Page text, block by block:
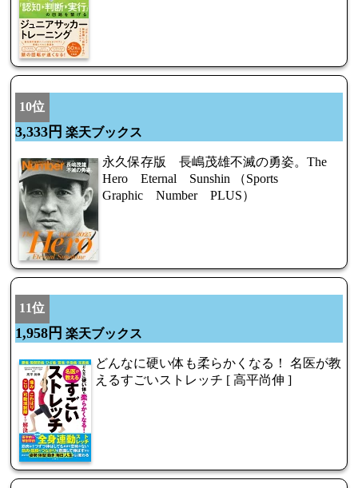
10位
3,333円 楽天ブックス
永久保存版 長嶋茂雄不滅の勇姿。The
Hero Eternal Sunshin （Sports
Graphic Number PLUS）
11位
1,958円 楽天ブックス
どんなに硬い体も柔らかくなる！ 名医が教
えるすごいストレッチ [ 高平尚伸 ]